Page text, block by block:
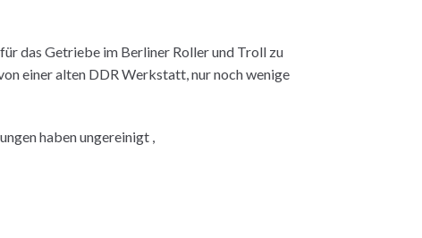
das Getriebe im Berliner Roller und Troll zu
einer alten DDR Werkstatt, nur noch wenige
haben ungereinigt ,